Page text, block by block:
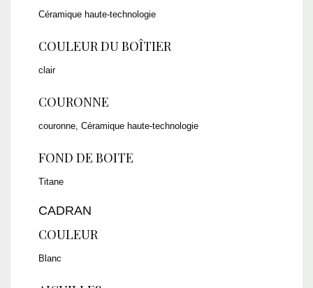
Céramique haute-technologie
COULEUR DU BOÎTIER
clair
COURONNE
couronne, Céramique haute-technologie
FOND DE BOITE
Titane
CADRAN
COULEUR
Blanc